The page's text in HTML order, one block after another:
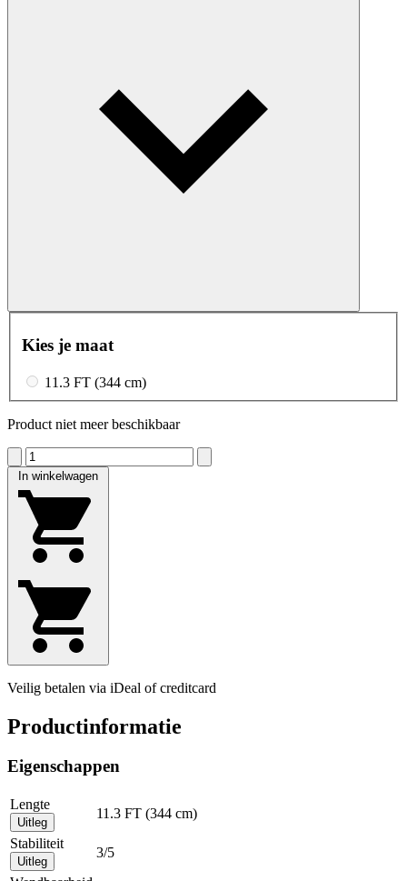
Kies je maat
11.3 FT (344 cm)
Product niet meer beschikbaar
In winkelwagen
Veilig betalen via iDeal of creditcard
Productinformatie
Eigenschappen
Lengte
Uitleg
11.3 FT (344 cm)
Stabiliteit
Uitleg
3/5